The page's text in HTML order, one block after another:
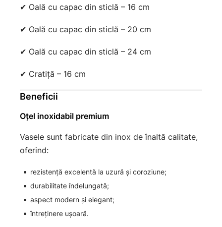
✔ Oală cu capac din sticlă – 16 cm
✔ Oală cu capac din sticlă – 20 cm
✔ Oală cu capac din sticlă – 24 cm
✔ Cratiță – 16 cm
Beneficii
Oțel inoxidabil premium
Vasele sunt fabricate din inox de înaltă calitate,
oferind:
rezistență excelentă la uzură și coroziune;
durabilitate îndelungată;
aspect modern și elegant;
întreținere ușoară.